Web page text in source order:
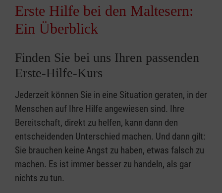
Erste Hilfe bei den Maltesern:
Ein Überblick
Finden Sie bei uns Ihren passenden
Erste-Hilfe-Kurs
Jederzeit können Sie in eine Situation geraten, in der
Menschen auf Ihre Hilfe angewiesen sind. Ihre
Bereitschaft, direkt zu helfen, kann dann den
entscheidenden Unterschied machen. Und dann gilt:
Sie brauchen keine Angst zu haben, etwas falsch zu
machen. Es ist immer besser zu handeln, als gar
nichts zu tun.